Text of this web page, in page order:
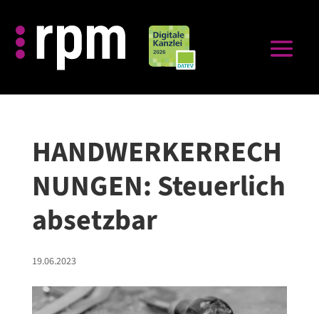
HANDWERKERRECH
NUNGEN: Steuerlich
absetzbar
19.06.2023